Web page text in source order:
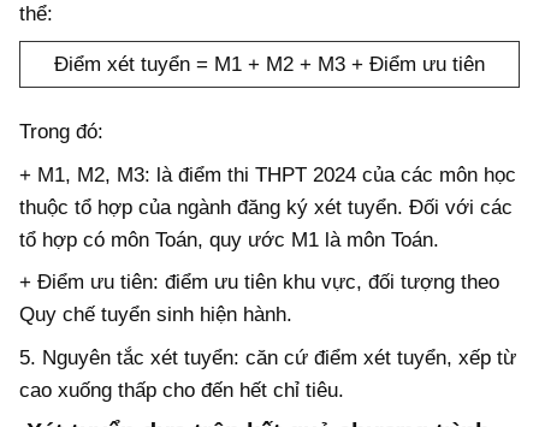
thể:
Điểm xét tuyển = M1 + M2 + M3 + Điểm ưu tiên
Trong đó:
+ M1, M2, M3: là điểm thi THPT 2024 của các môn học
thuộc tổ hợp của ngành đăng ký xét tuyển. Đối với các
tổ hợp có môn Toán, quy ước M1 là môn Toán.
+ Điểm ưu tiên: điểm ưu tiên khu vực, đối tượng theo
Quy chế tuyển sinh hiện hành.
5. Nguyên tắc xét tuyển: căn cứ điểm xét tuyển, xếp từ
cao xuống thấp cho đến hết chỉ tiêu.